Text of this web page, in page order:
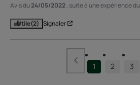
Avis du24/05/2022, suite à une expérience du
Utile(2) Signaler
1 2 3